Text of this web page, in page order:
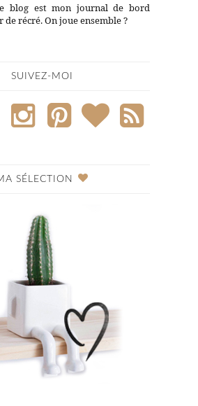
blog est mon journal de bord
récré. On joue ensemble ?
SUIVEZ-MOI
SÉLECTION